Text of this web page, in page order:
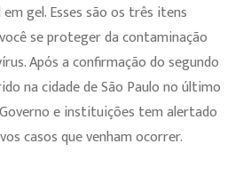
gel. Esses são os três itens
se proteger da contaminação
Após a confirmação do segundo
na cidade de São Paulo no último
e instituições tem alertado
casos que venham ocorrer.